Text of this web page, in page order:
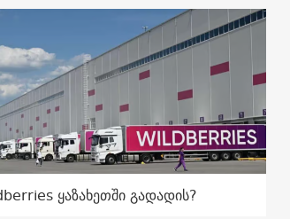
ყაზახეთში გადადის?